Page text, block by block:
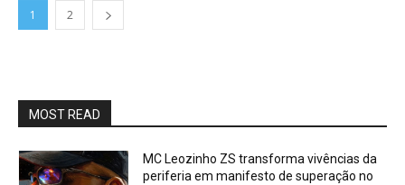
1 2
MOST READ
MC Leozinho ZS transforma vivências da
periferia em manifesto de superação no